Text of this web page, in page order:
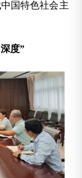
国特色社会主
度”